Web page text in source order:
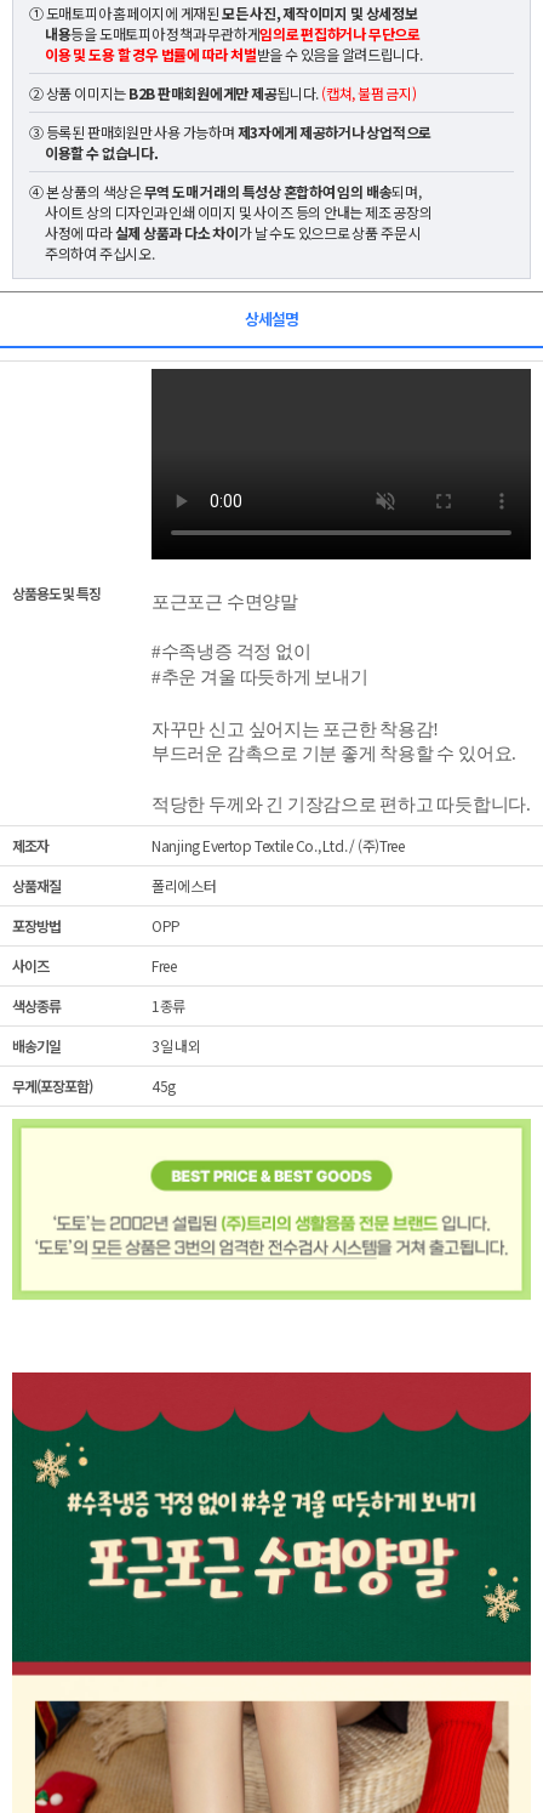
① 도매토피아 홈페이지에 게재된모든 사진, 제작이미지 및 상세정보
내용등을 도매토피아 정책과 무관하게임의로 편집하거나 무단으로
이용 및 도용 할 경우 법률에 따라 처벌받을 수 있음을 알려드립니다.
② 상품 이미지는B2B 판매회원에게만 제공됩니다.(캡쳐, 불펌 금지)
③ 등록된 판매회원만 사용 가능하며제3자에게 제공하거나 상업적으로
이용할 수 없습니다.
④ 본 상품의 색상은무역 도매 거래의 특성상 혼합하여 임의 배송되며,
사이트 상의 디자인과 인쇄 이미지 및 사이즈 등의 안내는 제조 공장의
사정에 따라실제 상품과 다소 차이가 날 수도 있으므로 상품 주문 시
주의하여 주십시오.
상세설명
상품용도 및 특징 포근포근 수면양말
#수족냉증 걱정 없이
#추운 겨울 따듯하게 보내기
자꾸만 신고 싶어지는 포근한 착용감!
부드러운 감촉으로 기분 좋게 착용할 수 있어요.
적당한 두께와 긴 기장감으로 편하고 따듯합니다.
제조자
Nanjing Evertop Textile Co., Ltd. / (주)Tree
상품재질
폴리에스터
포장방법
OPP
사이즈
Free
색상종류
1종류
배송기일
3일 내외
무게(포장포함)
45g